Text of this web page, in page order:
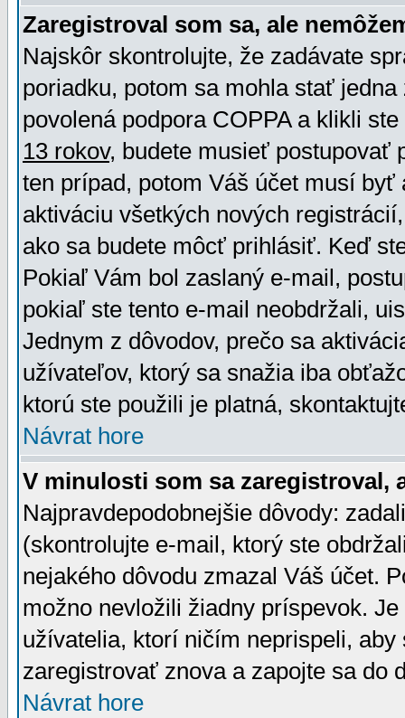
Zaregistroval som sa, ale
Najskôr skontrolujte, že zadávate
poriadku, potom sa mohla stať
povolená podpora COPPA a klikli
13 rokov, budete musieť postupovať
ten prípad, potom Váš účet musí
aktiváciu všetkých nových
ako sa budete môcť prihlásiť. Keď
Pokiaľ Vám bol zaslaný e-mail,
pokiaľ ste tento e-mail neobdržali,
Jednym z dôvodov, prečo sa
užívateľov, ktorý sa snažia iba
ktorú ste použili je platná,
Návrat hore
V minulosti som sa zaregistroval,
Najpravdepodobnejšie dôvody:
(skontrolujte e-mail, ktorý ste
nejakého dôvodu zmazal Váš účet.
možno nevložili žiadny príspevok.
užívatelia, ktorí ničím neprispeli,
zaregistrovať znova a zapojte sa do
Návrat hore